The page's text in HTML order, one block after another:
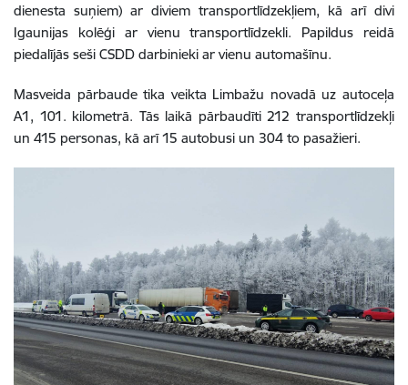
dienesta suņiem) ar diviem transportlīdzekļiem, kā arī divi
Igaunijas kolēģi ar vienu transportlīdzekli. Papildus reidā
piedalījās seši CSDD darbinieki ar vienu automašīnu.
Masveida pārbaude tika veikta Limbažu novadā uz autoceļa
A1, 101. kilometrā. Tās laikā pārbaudīti 212 transportlīdzekļi
un 415 personas, kā arī 15 autobusi un 304 to pasažieri.